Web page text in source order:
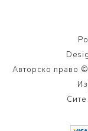
Авторско право